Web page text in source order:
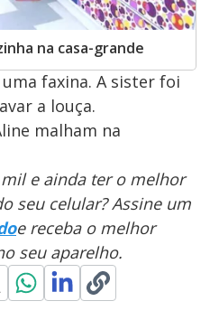
na casa-grande
faxina. A sister foi
a louça.
malham na
e ainda ter o melhor
seu celular? Assine um
e receba o melhor
seu aparelho.